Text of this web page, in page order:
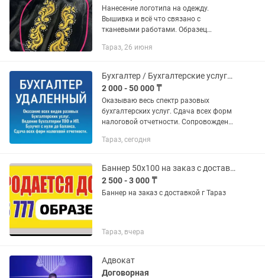
Нанесение логотипа на одежду.
Вышивка и всё что связано с
тканевыми работами. Образец
Тараз, 26 июня
Бухгалтер / Бухгалтерские услуги. Консультация по телефону в режиме 16/7
2 000 - 50 000 ₸
Оказываю весь спектр разовых
бухгалтерских услуг. Сдача всех форм
налоговой отчетности. Сопровождение
Бухучет с нуля до баланса. Цена за
Тараз, сегодня
Баннер 50х100 на заказ с доставкой г Тараз
2 500 - 3 000 ₸
Баннер на заказ с доставкой г Тараз
Тараз, вчера
Адвокат
Договорная